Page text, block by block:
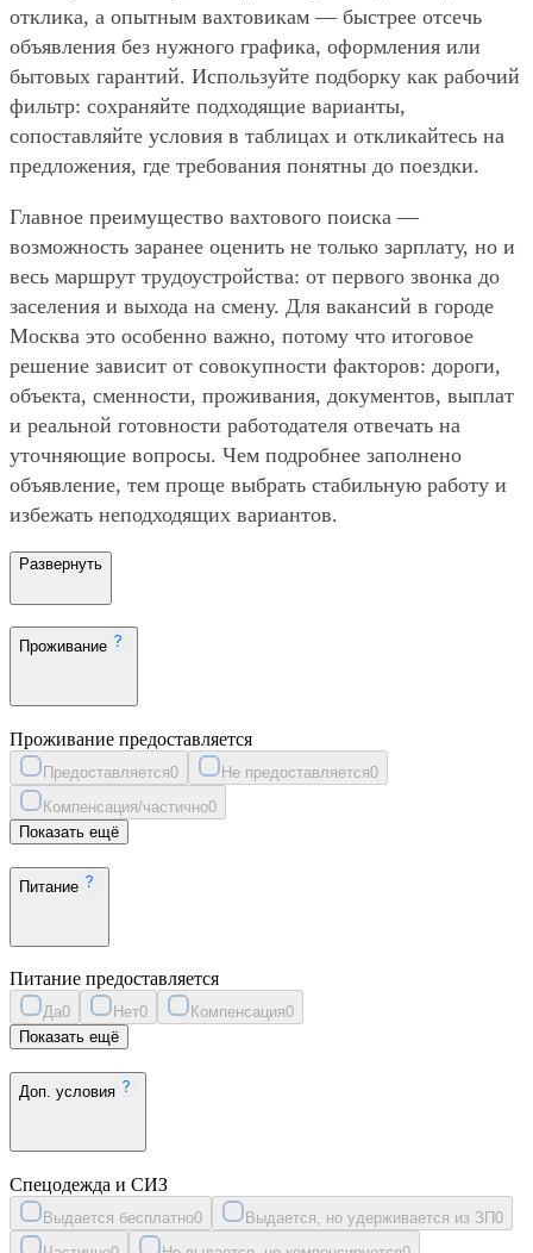
отклика, а опытным вахтовикам — быстрее отсечь
объявления без нужного графика, оформления или
бытовых гарантий. Используйте подборку как рабочий
фильтр: сохраняйте подходящие варианты,
сопоставляйте условия в таблицах и откликайтесь на
предложения, где требования понятны до поездки.
Главное преимущество вахтового поиска —
возможность заранее оценить не только зарплату, но и
весь маршрут трудоустройства: от первого звонка до
заселения и выхода на смену. Для вакансий в городе
Москва это особенно важно, потому что итоговое
решение зависит от совокупности факторов: дороги,
объекта, сменности, проживания, документов, выплат
и реальной готовности работодателя отвечать на
уточняющие вопросы. Чем подробнее заполнено
объявление, тем проще выбрать стабильную работу и
избежать неподходящих вариантов.
Развернуть
Проживание
Проживание предоставляется
Предоставляется0 Не предоставляется0
Компенсация/частично0
Показать ещё
Питание
Питание предоставляется
Да0 Нет0 Компенсация0
Показать ещё
Доп. условия
Спецодежда и СИЗ
Выдается бесплатно0 Выдается, но удерживается из ЗП0